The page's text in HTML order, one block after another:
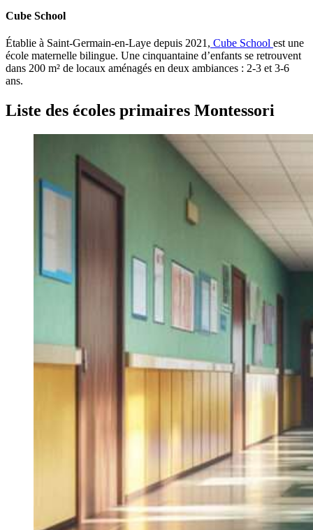
Cube School
Établie à Saint-Germain-en-Laye depuis 2021, Cube School est une
école maternelle bilingue. Une cinquantaine d’enfants se retrouvent
dans 200 m² de locaux aménagés en deux ambiances : 2-3 et 3-6
ans.
Liste des écoles primaires Montessori